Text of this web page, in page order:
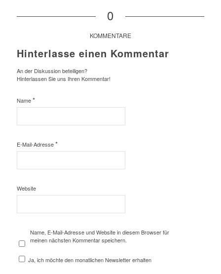
0
KOMMENTARE
Hinterlasse einen Kommentar
An der Diskussion beteiligen?
Hinterlassen Sie uns Ihren Kommentar!
Name*
E-Mail-Adresse*
Website
Name, E-Mail-Adresse und Website in diesem Browser für
meinen nächsten Kommentar speichern.
Ja, ich möchte den monatlichen Newsletter erhalten